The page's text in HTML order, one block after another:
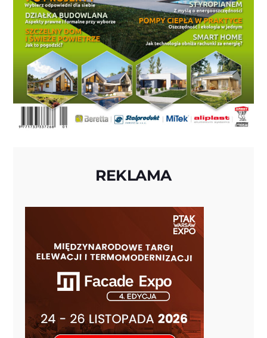
REKLAMA